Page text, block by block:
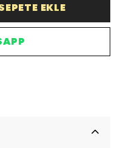
EKLE